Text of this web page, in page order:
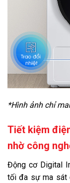
Chất liệu lồng sấy:
Thép không gỉ
Kích thước -
Cao 89.5 cm -
Chiều dài ống xả
200 cm
2021
Trung Quốc
Hãng:
*Hình ảnh chỉ
Tiết kiệm
nhờ công
Động cơ Digital
tối đa sự ma sát